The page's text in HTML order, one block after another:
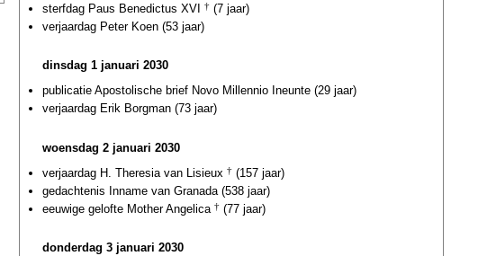
sterfdag Paus Benedictus XVI † (7 jaar)
verjaardag Peter Koen (53 jaar)
dinsdag 1 januari 2030
publicatie Apostolische brief Novo Millennio Ineunte (29 jaar)
verjaardag Erik Borgman (73 jaar)
woensdag 2 januari 2030
verjaardag H. Theresia van Lisieux † (157 jaar)
gedachtenis Inname van Granada (538 jaar)
eeuwige gelofte Mother Angelica † (77 jaar)
donderdag 3 januari 2030